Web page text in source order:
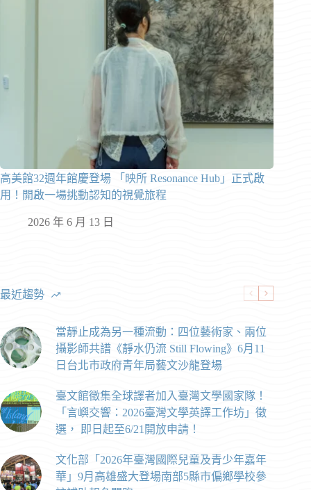
高美館32週年館慶登場 「映所 Resonance Hub」正式啟
用！開啟一場挑動認知的視覺旅程
2026 年 6 月 13 日
最近趨勢
當靜止成為另一種流動：四位藝術家、兩位
攝影師共譜《靜水仍流 Still Flowing》6月11
日台北市政府青年局藝文沙龍登場
臺文館徵集全球譯者加入臺灣文學國家隊！
「言嶼交響：2026臺灣文學英譯工作坊」徵
選， 即日起至6/21開放申請！
文化部「2026年臺灣國際兒童及青少年嘉年
華」9月高雄盛大登場南部5縣市偏鄉學校參